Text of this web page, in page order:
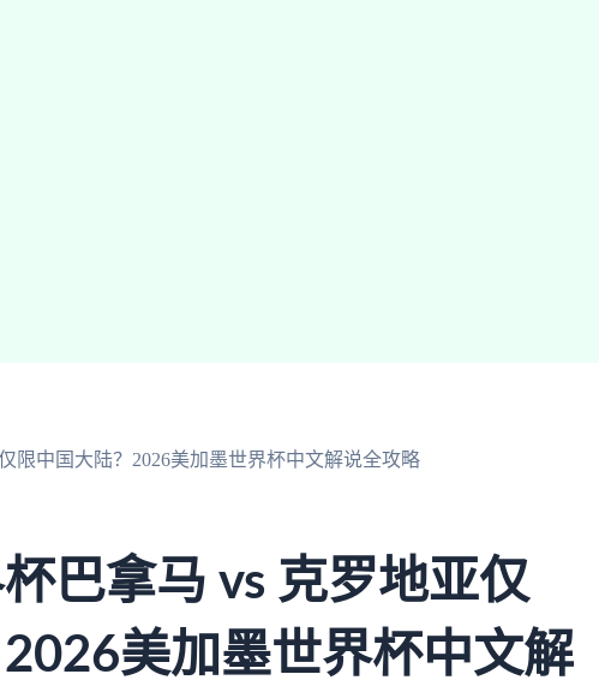
限中国大陆？2026美加墨世界杯中文解说全攻略
巴拿马 vs 克罗地亚仅
美加墨世界杯中文解